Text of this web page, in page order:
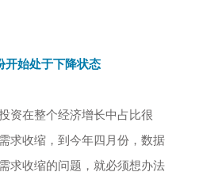
开始处于下降状态
资在整个经济增长中占比很
求收缩，到今年四月份，数据
求收缩的问题，就必须想办法